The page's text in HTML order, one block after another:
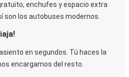
enchufes y espacio extra
son los autobuses modernos.
en segundos. Tú haces la
encargamos del resto.